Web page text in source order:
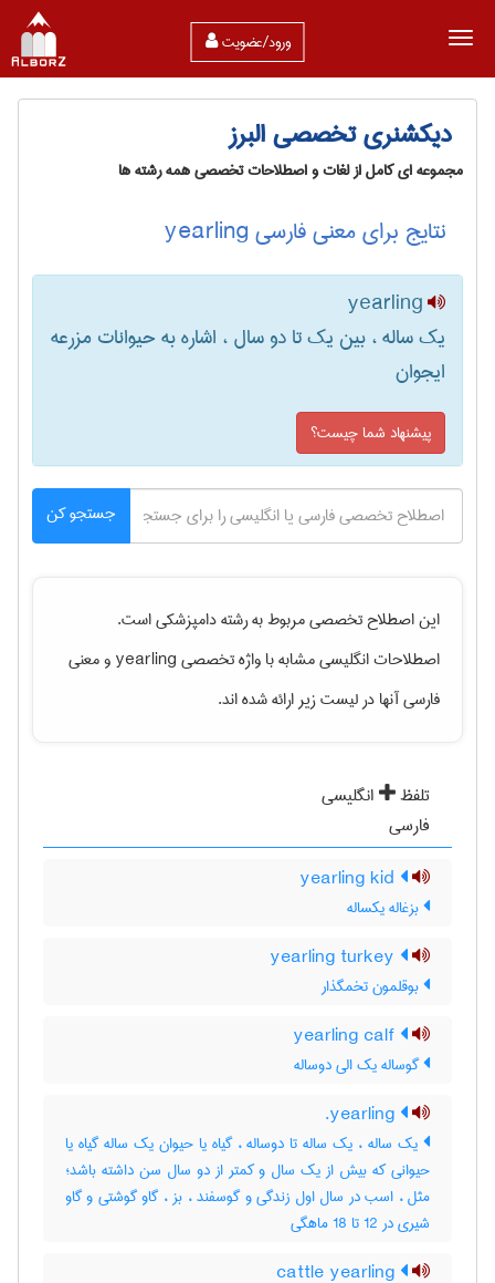
ورود/عضویت
دیکشنری تخصصی البرز
مجموعه ای کامل از لغات و اصطلاحات تخصصی همه رشته ها
نتایج برای معنی فارسی yearling
yearling
یک ساله ، بین یک تا دو سال ، اشاره به حیوانات مزرعه
ایجوان
پیشنهاد شما چیست؟
جستجو کن
این اصطلاح تخصصی مربوط به رشتهدامپزشكیاست.
اصطلاحات انگلیسی مشابه با واژه تخصصیyearlingو معنی
فارسی آنها در لیست زیر ارائه شده اند.
تلفظ
انگلیسی
فارسی
بزغاله یکساله
بوقلمون تخمگذار
گوساله یک الی دوساله
یک ساله ، یک ساله تا دوساله ، گیاه یا حیوان یک ساله گیاه یا
حیوانی که بیش از یک سال و کمتر از دو سال سن داشته باشد؛
مثل ، اسب در سال اول زندگی و گوسفند ، بز ، گاو گوشتی و گاو
شیری در 12 تا 18 ماهگی